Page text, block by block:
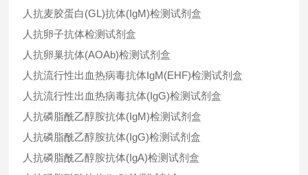
人抗麦胶蛋白(GL)抗体(IgM)检测试剂盒
人抗卵子抗体检测试剂盒
人抗卵巢抗体(AOAb)检测试剂盒
人抗流行性出血热病毒抗体IgM(EHF)检测试剂盒
人抗流行性出血热病毒抗体(IgG)检测试剂盒
人抗磷脂酰乙醇胺抗体(IgM)检测试剂盒
人抗磷脂酰乙醇胺抗体(IgG)检测试剂盒
人抗磷脂酰乙醇胺抗体(IgA)检测试剂盒